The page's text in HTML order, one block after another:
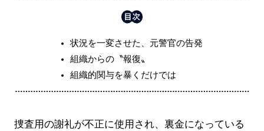
状況を一変させた、元警官の告発
組織からの〝報復〟
組織的関与を暴くだけでは
捜査用の謝礼が不正に使用され、裏金になっている